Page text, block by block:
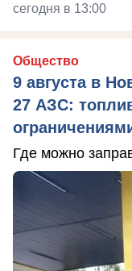
сегодня в 13:00
Общество
9 августа в
27 АЗС:
Где можно